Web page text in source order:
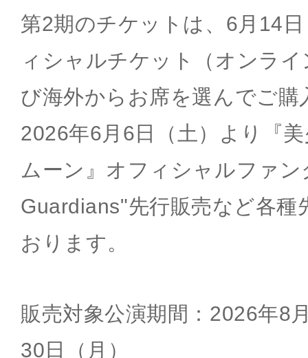
第2期のチケットは、6月14
ィシャルチケット（オンラ
び海外からお席を選んでご
2026年6月6日（土）より『
ムーン』オフィシャルファ
Guardians"先行販売など各種
おります。
販売対象公演期間：2026年8
30日（月）